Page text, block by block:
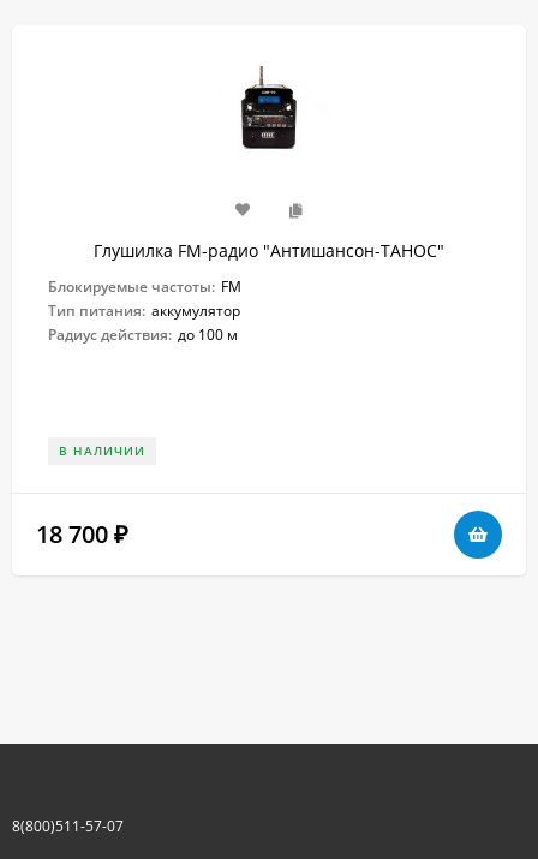
Глушилка FM-радио "Антишансон-ТАНОС"
Блокируемые частоты: FM
Тип питания: аккумулятор
Радиус действия: до 100 м
В НАЛИЧИИ
18 700 ₽
8(800)511-57-07